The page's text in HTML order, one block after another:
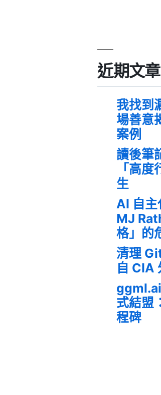
近期文章
我找到
場善意
案例
讀後筆
「高
生
AI 自主
MJ
格」的
清理
自 CIA
式結盟
程碑